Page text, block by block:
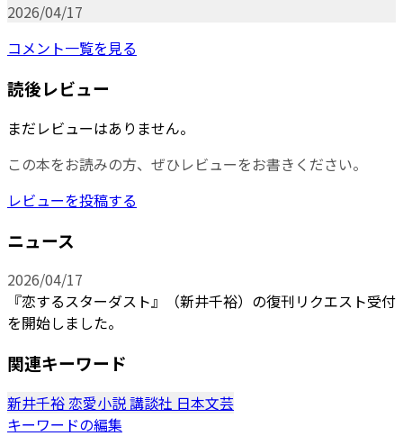
2026/04/17
コメント一覧を見る
読後レビュー
まだレビューはありません。
この本をお読みの方、ぜひレビューをお書きください。
レビューを投稿する
ニュース
2026/04/17
『恋するスターダスト』（新井千裕）の復刊リクエスト受付
を開始しました。
関連キーワード
新井千裕 恋愛小説講談社 日本文芸
キーワードの編集